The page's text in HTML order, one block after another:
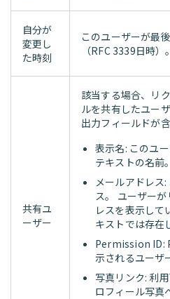
自分が
変更し
た時刻
このユーザーが最
（RFC 3339日時）。
共有ユ
ーザー
該当する場合、リ
ルを共有したユー
出力フィールドが
表示名: このユ
テキストの名前。
メールアドレス
ス。 ユーザー
レスを表示して
キストでは存在
Permission ID:
示されるユーザ
写真リンク: 利
ロフィール写真